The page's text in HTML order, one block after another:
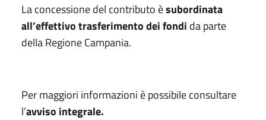
La concessione del contributo èsubordinata
all’effettivo trasferimento dei fondi da parte
della Regione Campania.
Per maggiori informazioni è possibile consultare
l’avviso integrale.